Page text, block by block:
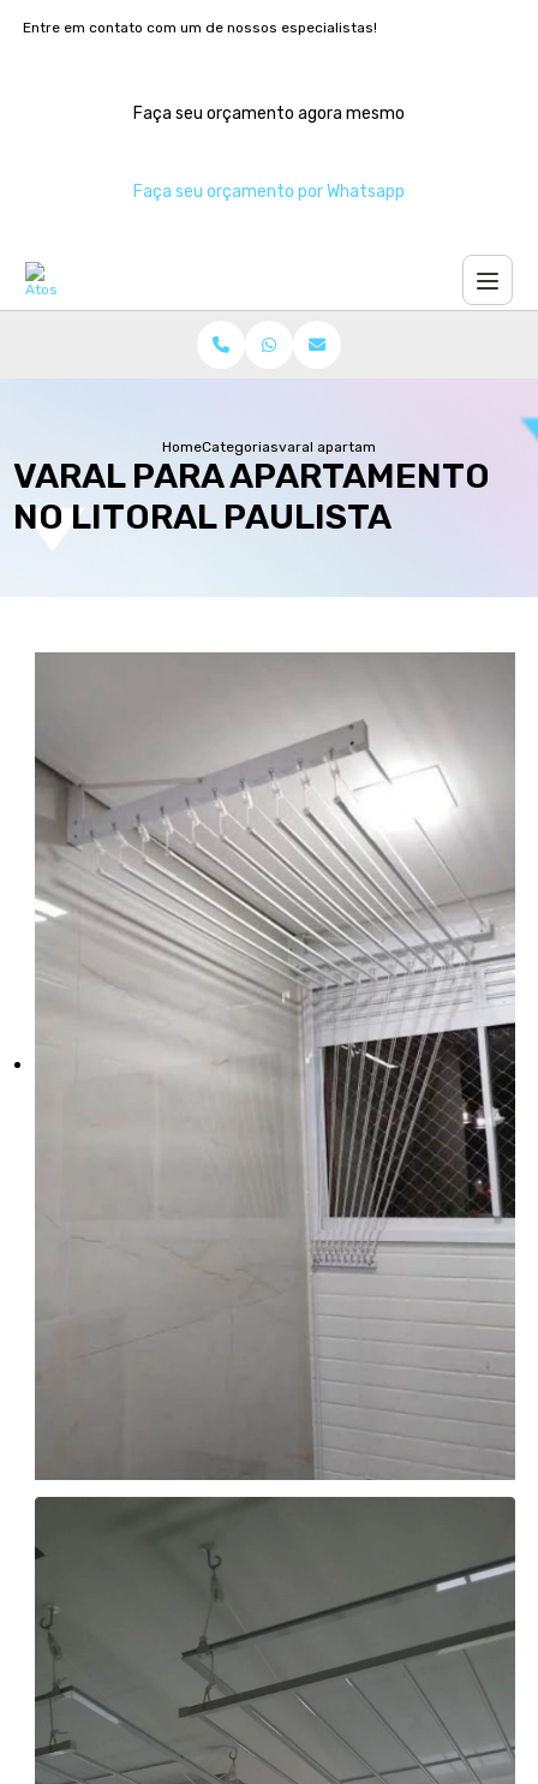
Entre em contato com um de nossos especialistas!
Faça seu orçamento agora mesmo
Faça seu orçamento por Whatsapp
HomeCategoriasvaral apartamento no litoral paulista
VARAL PARA APARTAMENTO
NO LITORAL PAULISTA